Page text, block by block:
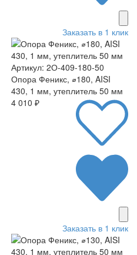
Заказать в 1 клик
Артикул: 2О-409-180-50
Опора Феникс, ⌀180, AISI
430, 1 мм, утеплитель 50 мм
4 010 ₽
Заказать в 1 клик